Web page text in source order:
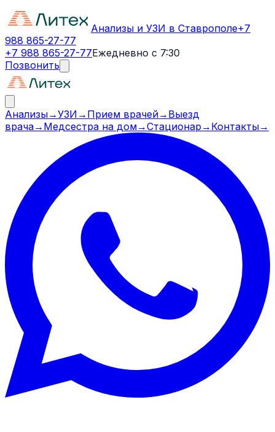
Анализы и УЗИ в Ставрополе+7
988 865-27-77
+7 988 865-27-77Ежедневно с 7:30
Позвонить
Анализы→УЗИ → Прием врачей→ Выезд
врача→ Медсестра на дом→Стационар → Контакты→